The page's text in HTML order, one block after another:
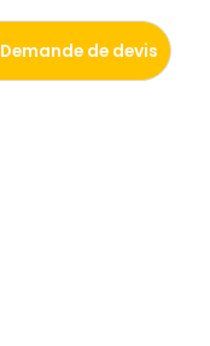
Demande de devis